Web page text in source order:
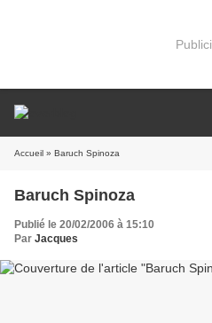
Accueil » Baruch Spinoza
Baruch Spinoza
Publié le 20/02/2006 à 15:10
Par Jacques